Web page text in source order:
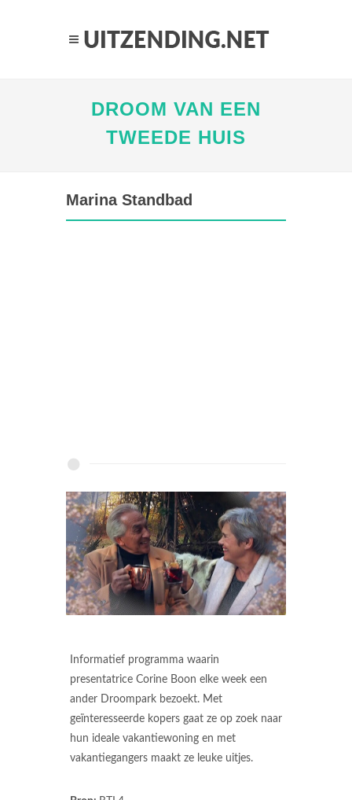
DROOM VAN EEN
TWEEDE HUIS
Marina Standbad
Informatief programma waarin
presentatrice Corine Boon elke week een
ander Droompark bezoekt. Met
geïnteresseerde kopers gaat ze op zoek naar
hun ideale vakantiewoning en met
vakantiegangers maakt ze leuke uitjes.